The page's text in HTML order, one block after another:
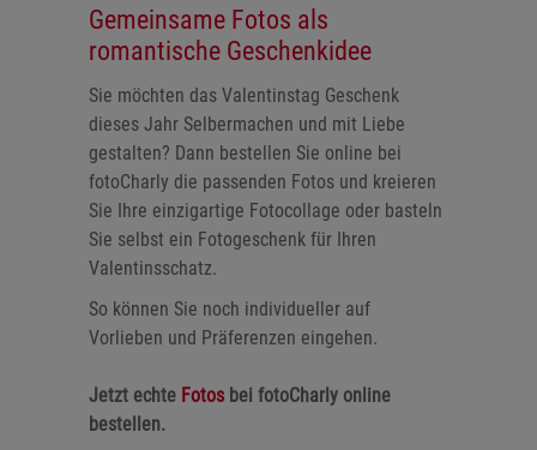
Gemeinsame Fotos als
romantische Geschenkidee
Sie möchten das Valentinstag Geschenk
dieses Jahr Selbermachen und mit Liebe
gestalten? Dann bestellen Sie online bei
fotoCharly die passenden Fotos und kreieren
Sie Ihre einzigartige Fotocollage oder basteln
Sie selbst ein Fotogeschenk für Ihren
Valentinsschatz.
So können Sie noch individueller auf
Vorlieben und Präferenzen eingehen.
Jetzt echte Fotos bei fotoCharly online
bestellen.